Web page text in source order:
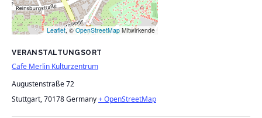
VERANSTALTUNGSORT
Cafe Merlin Kulturzentrum
Augustenstraße 72
Stuttgart,70178Germany+ OpenStreetMap
Leaflet, ©OpenStreetMap Mitwirkende